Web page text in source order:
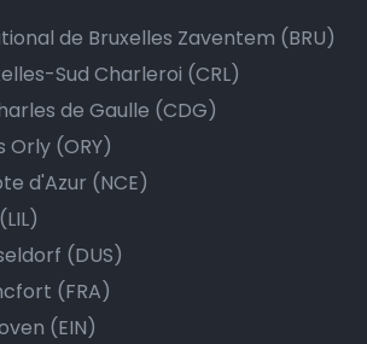
de Bruxelles Zaventem (BRU)
Sud Charleroi (CRL)
de Gaulle (CDG)
(ORY)
d'Azur (NCE)
(DUS)
(FRA)
(EIN)